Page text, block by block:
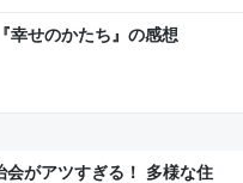
幸せのかたち』の感想
会がアツすぎる！ 多様な住